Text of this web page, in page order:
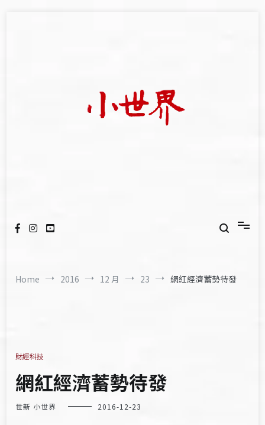
Home 2016 12 月 23 網紅經濟蓄勢待發
財經科技
網紅經濟蓄勢待發
世新 小世界 2016-12-23